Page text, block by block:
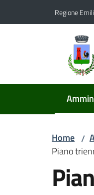
Regione
Menu
Home /
Piano